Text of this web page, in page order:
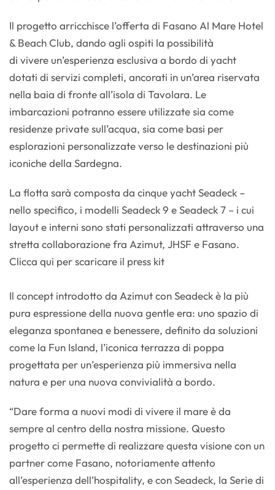
Il progetto arricchisce l’offerta di Fasano Al Mare Hotel
& Beach Club, dando agli ospiti la possibilità
di vivere un’esperienza esclusiva a bordo di yacht
dotati di servizi completi, ancorati in un’area riservata
nella baia di fronte all’isola di Tavolara. Le
imbarcazioni potranno essere utilizzate sia come
residenze private sull’acqua, sia come basi per
esplorazioni personalizzate verso le destinazioni più
iconiche della Sardegna.
La flotta sarà composta da cinque yacht Seadeck –
nello specifico, i modelli Seadeck 9 e Seadeck 7 – i cui
layout e interni sono stati personalizzati attraverso una
stretta collaborazione fra Azimut, JHSF e Fasano.
Clicca qui per scaricare il press kit
Il concept introdotto da Azimut con Seadeck è la più
pura espressione della nuova gentle era: uno spazio di
eleganza spontanea e benessere, definito da soluzioni
come la Fun Island, l’iconica terrazza di poppa
progettata per un’esperienza più immersiva nella
natura e per una nuova convivialità a bordo.
“Dare forma a nuovi modi di vivere il mare è da
sempre al centro della nostra missione. Questo
progetto ci permette di realizzare questa visione con un
partner come Fasano, notoriamente attento
all’esperienza dell’hospitality, e con Seadeck, la Serie di